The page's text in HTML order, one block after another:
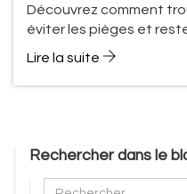
Découvrez comment
éviter les pièges et
Lire la suite
Rechercher dans le